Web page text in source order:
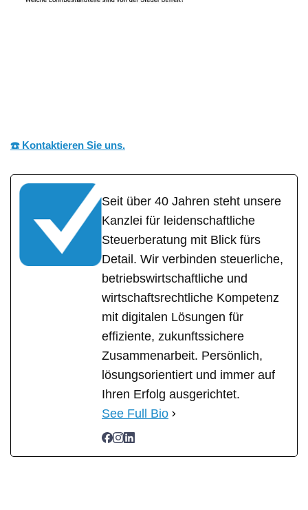
☎️ Kontaktieren Sie uns.
Seit über 40 Jahren steht unsere
Kanzlei für leidenschaftliche
Steuerberatung mit Blick fürs
Detail. Wir verbinden steuerliche,
betriebswirtschaftliche und
wirtschaftsrechtliche Kompetenz
mit digitalen Lösungen für
effiziente, zukunftssichere
Zusammenarbeit. Persönlich,
lösungsorientiert und immer auf
Ihren Erfolg ausgerichtet.
See Full Bio